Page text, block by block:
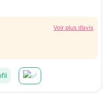
Voir plus d’avis